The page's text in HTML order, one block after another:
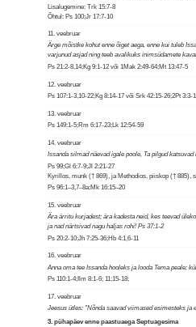
Lisalugemine: Trk 15:7-8
Õhtul: Ps 100;Jr 17:7-10
11. veebruar
Ärge mõistke kohut enne õiget aega, enne kui tuleb
varjunud asjad ning teeb avalikuks inimsüdamete
Ps 21:2-8,14;Kg 9:1-12 või 1Mak 2:49-64;Mt 13:47-5
12. veebruar
Ps 107:1-3,10-22;Kg 8:14-17 või Srk 42:15-26;2Pt 3:3-
13. veebruar
Ps 149:1-5;Rm 6:17-23;Lk 12:54-59
14. veebruar
Issanda silmad näevad igale poole, Ta pilgud
Ps 99;Gl 6:7-9;Jl 2:21-27
Kyrillos, munk († 869), ja Methodios, piiskop († 885),
Ps 96:1–3,7–8a;Mk 16:15–20
15. veebruar
Ära ärritu kurjadest; ära kadesta neid, kes teevad
ja nad närtsivad nagu haljas rohi! Ps 37:1-2
Ps 20:2-10;Jh 7:25-36;Hb 4:1,6-11
16. veebruar
Anna oma tee Issanda hooleks ja looda Tema peale;
Ps 110:1-4;Ilm 8:1-6; 11:15-18;
17. veebruar
Jeesus ütles: "Nõnda saavad viimased esimesteks ja
3. pühapäev enne paastuaega Septuagesima